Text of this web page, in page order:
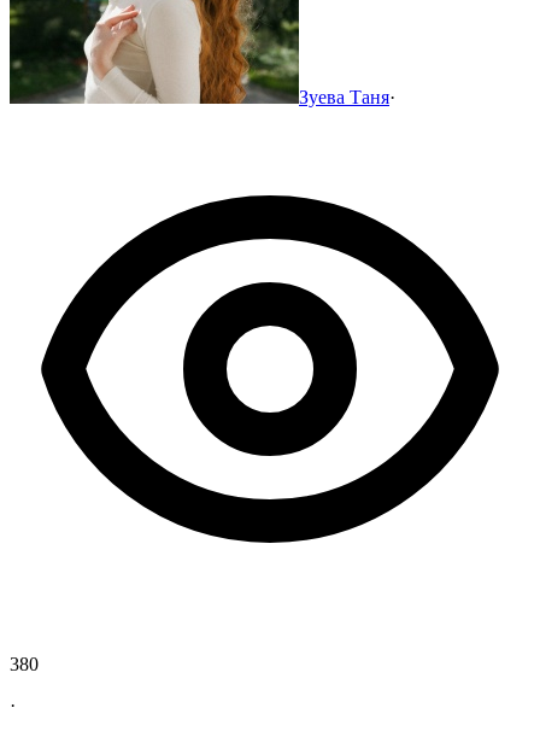
Зуева Таня·
380
·